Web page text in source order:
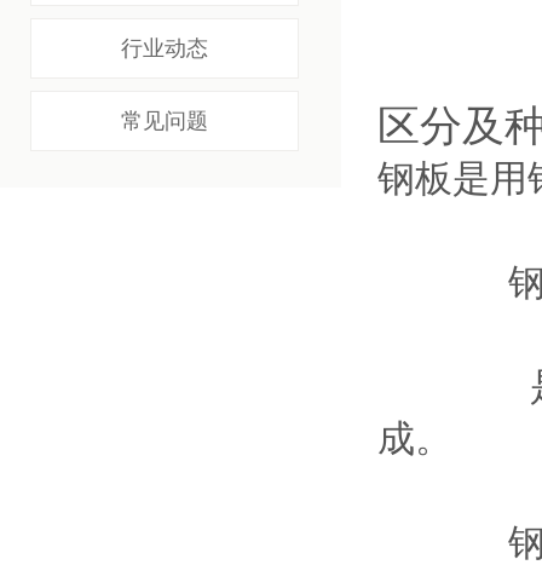
行业动态
常见问题 区分及
钢板是
钢板
是平板
成。
钢板按